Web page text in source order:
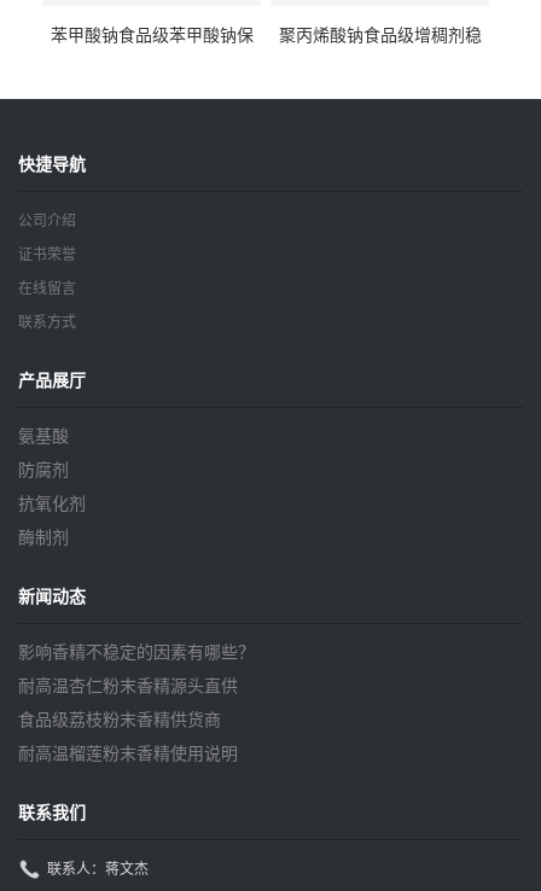
苯甲酸钠食品级苯甲酸钠保
聚丙烯酸钠食品级增稠剂稳
快捷导航
公司介绍
证书荣誉
在线留言
联系方式
产品展厅
氨基酸
防腐剂
抗氧化剂
酶制剂
新闻动态
影响香精不稳定的因素有哪些？
耐高温杏仁粉末香精源头直供
食品级荔枝粉末香精供货商
耐高温榴莲粉末香精使用说明
联系我们
联系人：蒋文杰